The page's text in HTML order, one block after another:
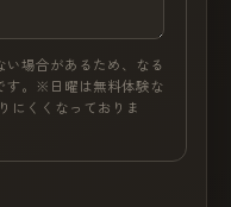
場合があるため、なる
す。※日曜は無料体験な
にくくなっておりま